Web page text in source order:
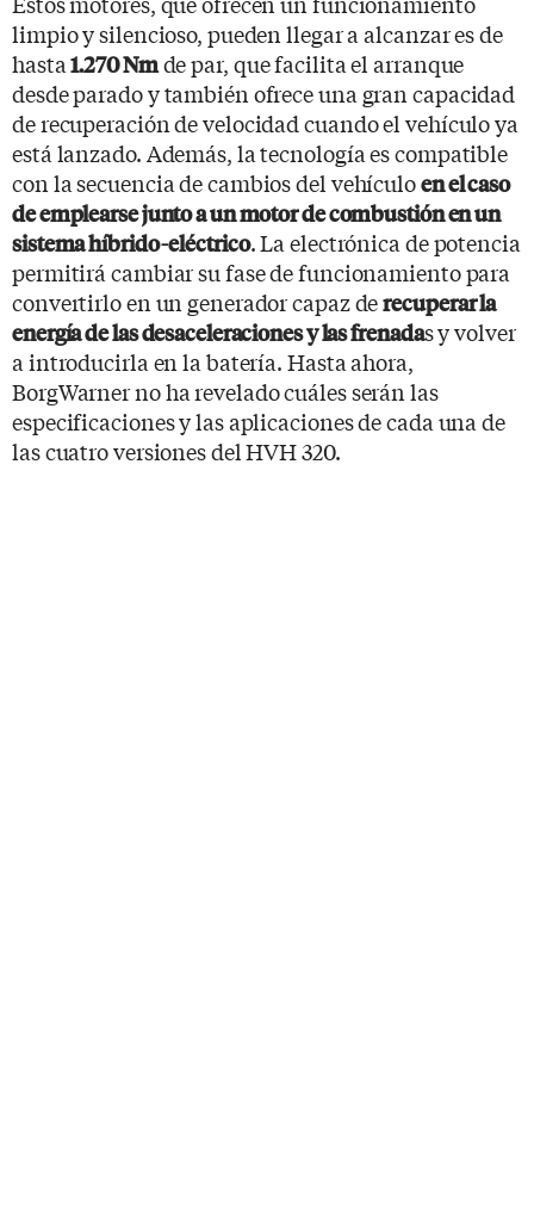
limpio y silencioso, pueden llegar a alcanzar es de
hasta1.270 Nmde par, que facilita el arranque
desde parado y también ofrece una gran capacidad
de recuperación de velocidad cuando el vehículo ya
está lanzado. Además, la tecnología es compatible
con la secuencia de cambios del vehículoen el caso
de emplearse junto a un motor de combustión en un
sistema híbrido-eléctrico. La electrónica de potencia
permitirá cambiar su fase de funcionamiento para
convertirlo en un generador capaz derecuperar la
energía de las desaceleraciones y las frenadas y volver
a introducirla en la batería. Hasta ahora,
BorgWarner no ha revelado cuáles serán las
especificaciones y las aplicaciones de cada una de
las cuatro versiones del HVH 320.